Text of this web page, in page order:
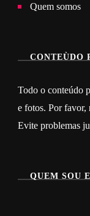
Quem somos
CONTEÙDO
Todo o conteúdo
e fotos. Por favor,
Evite problemas
QUEM SOU